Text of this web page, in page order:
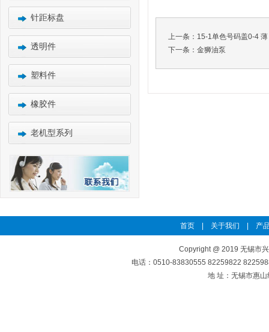
针距标盘
透明件
塑料件
橡胶件
老机型系列
上一条： 15-1单色号码盖0-4
下一条： 金狮油泵
首页 关于我们 产
Copyright @ 2019 无锡市
电话：0510-83830555 82259822
地 址：无锡市惠